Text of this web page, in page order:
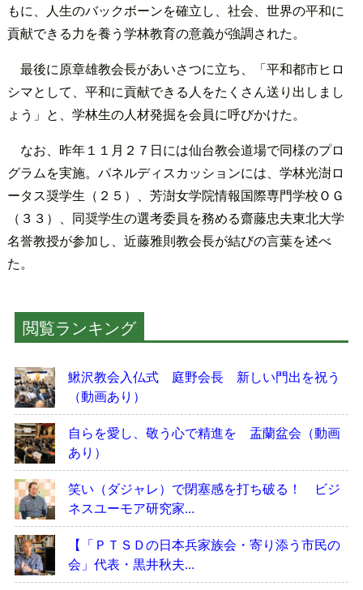
もに、人生のバックボーンを確立し、社会、世界の平和に
貢献できる力を養う学林教育の意義が強調された。
最後に原章雄教会長があいさつに立ち、「平和都市ヒロ
シマとして、平和に貢献できる人をたくさん送り出しまし
ょう」と、学林生の人材発掘を会員に呼びかけた。
なお、昨年１１月２７日には仙台教会道場で同様のプロ
グラムを実施。パネルディスカッションには、学林光澍ロ
ータス奨学生（２５）、芳澍女学院情報国際専門学校ＯＧ
（３３）、同奨学生の選考委員を務める齋藤忠夫東北大学
名誉教授が参加し、近藤雅則教会長が結びの言葉を述べ
た。
閲覧ランキング
鰍沢教会入仏式 庭野会長 新しい門出を祝う
（動画あり）
自らを愛し、敬う心で精進を 盂蘭盆会（動画
あり）
笑い（ダジャレ）で閉塞感を打ち破る！ ビジ
ネスユーモア研究家...
【「ＰＴＳＤの日本兵家族会・寄り添う市民の
会」代表・黒井秋夫...